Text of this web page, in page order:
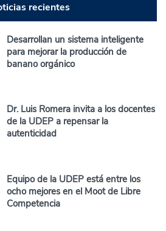
recientes
Desarrollan un sistema inteligente
para mejorar la producción de
banano orgánico
Dr. Luis Romera invita a los docentes
de la UDEP a repensar la
autenticidad
Equipo de la UDEP está entre los
ocho mejores en el Moot de Libre
Competencia